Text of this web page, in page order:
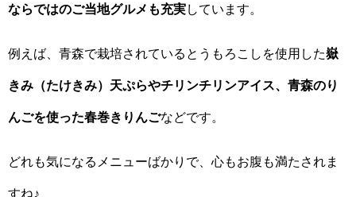
ならではのご当地グルメも充実しています。
例えば、青森で栽培されているとうもろこしを使用した嶽
きみ（たけきみ）天ぷらやチリンチリンアイス、青森のり
んごを使った春巻きりんごなどです。
どれも気になるメニューばかりで、心もお腹も満たされま
すね♪